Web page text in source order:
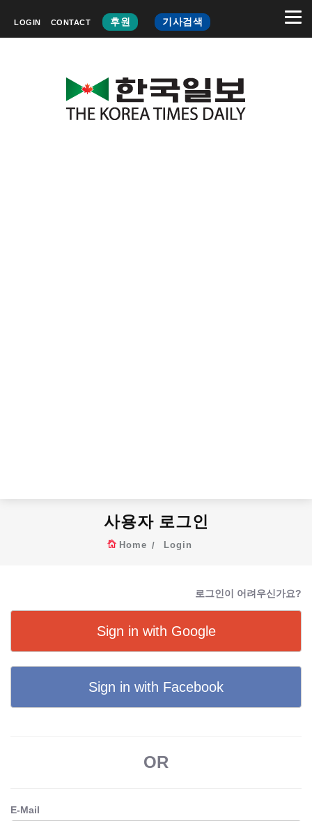
LOGIN CONTACT 후원 기사검색
사용자 로그인
Home Login
로그인이 어려우신가요?
Sign in with Google
Sign in with Facebook
OR
E-Mail